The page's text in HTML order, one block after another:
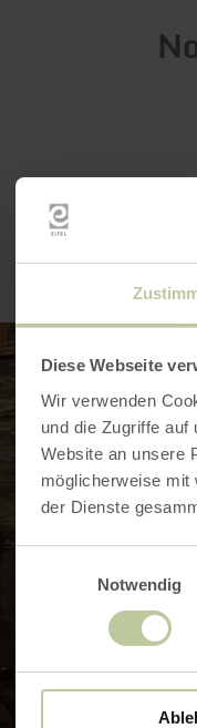
Diese Webseite
Wir verwenden
und die Zugriffe
Website an unsere
möglicherweise mit
der Dienste
Notwendig